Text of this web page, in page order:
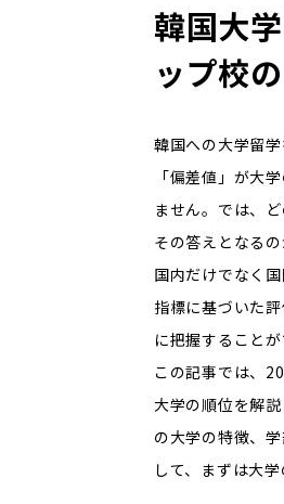
韓国大
ップ校
韓国への大学留
「偏差値」が大
ません。では、
その答えとなる
国内だけでなく
指標に基づいた
に把握することが
この記事では、
大学の順位を解
の大学の特徴、
して、まずは大